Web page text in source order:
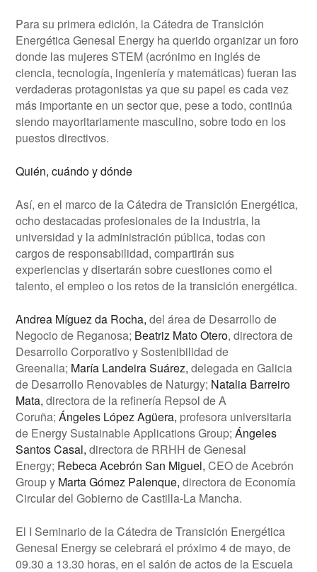
Para su primera edición, la Cátedra de Transición
Energética Genesal Energy ha querido organizar un foro
donde las mujeres STEM (acrónimo en inglés de
ciencia, tecnología, ingeniería y matemáticas) fueran las
verdaderas protagonistas ya que su papel es cada vez
más importante en un sector que, pese a todo, continúa
siendo mayoritariamente masculino, sobre todo en los
puestos directivos.
Quién, cuándo y dónde
Así, en el marco de la Cátedra de Transición Energética,
ocho destacadas profesionales de la industria, la
universidad y la administración pública, todas con
cargos de responsabilidad, compartirán sus
experiencias y disertarán sobre cuestiones como el
talento, el empleo o los retos de la transición energética.
Andrea Míguez da Rocha, del área de Desarrollo de
Negocio de Reganosa; Beatriz Mato Otero, directora de
Desarrollo Corporativo y Sostenibilidad de
Greenalia; María Landeira Suárez, delegada en Galicia
de Desarrollo Renovables de Naturgy; Natalia Barreiro
Mata, directora de la refinería Repsol de A
Coruña;Ángeles López Agüera, profesora universitaria
de Energy Sustainable Applications Group;Ángeles
Santos Casal, directora de RRHH de Genesal
Energy; Rebeca Acebrón San Miguel, CEO de Acebrón
Group y Marta Gómez Palenque, directora de Economía
Circular del Gobierno de Castilla-La Mancha.
El I Seminario de la Cátedra de Transición Energética
Genesal Energy se celebrará el próximo 4 de mayo, de
09.30 a 13.30 horas, en el salón de actos de la Escuela